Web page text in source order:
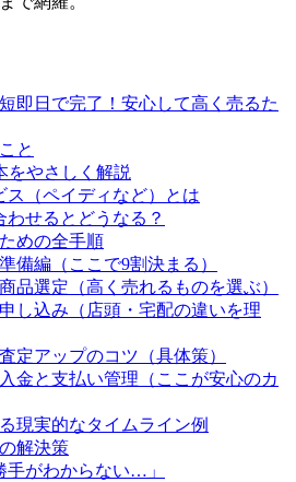
即日で完了！安心して高く売るた
と
をやさしく解説
ス（ペイディなど）とは
わせるとどうなる？
めの全手順
備編（ここで9割決まる）
品選定（高く売れるものを選ぶ）
し込み（店頭・宅配の違いを理
定アップのコツ（具体策）
金と支払い管理（ここが安心のカ
現実的なタイムライン例
解決策
手がわからない…」